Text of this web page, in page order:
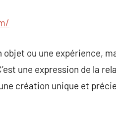
ou une expérience,
une expression de la
création unique et